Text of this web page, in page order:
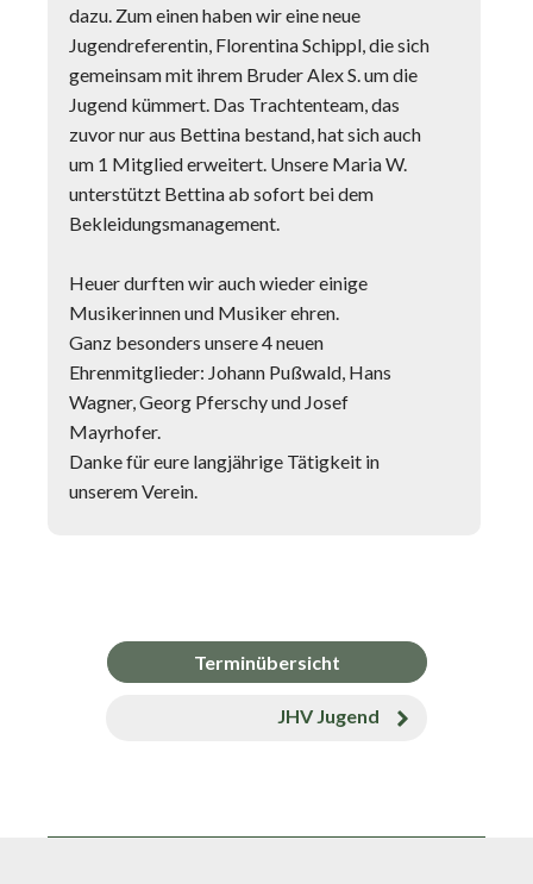
dazu. Zum einen haben wir eine neue
Jugendreferentin, Florentina Schippl, die sich
gemeinsam mit ihrem Bruder Alex S. um die
Jugend kümmert. Das Trachtenteam, das
zuvor nur aus Bettina bestand, hat sich auch
um 1 Mitglied erweitert. Unsere Maria W.
unterstützt Bettina ab sofort bei dem
Bekleidungsmanagement.
Heuer durften wir auch wieder einige
Musikerinnen und Musiker ehren.
Ganz besonders unsere 4 neuen
Ehrenmitglieder: Johann Pußwald, Hans
Wagner, Georg Pferschy und Josef
Mayrhofer.
Danke für eure langjährige Tätigkeit in
unserem Verein.
Terminübersicht
JHV Jugend